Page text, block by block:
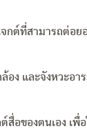
กต์ที่สามารถต่อย
ล้อง และจังหวะอ
สื่อของตนเอง เ